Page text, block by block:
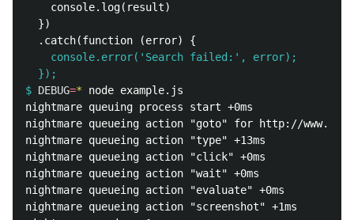
    console.log(result)
  })
    console.error('Search failed:', error);
  });
$ DEBUG=*
nightmare queuing process start +0ms
nightmare queueing action "goto" for http://
nightmare queueing action "type" +13ms
nightmare queueing action "click" +0ms
nightmare queueing action "wait" +0ms
nightmare queueing action "evaluate" +0ms
nightmare queueing action "screenshot" +1ms